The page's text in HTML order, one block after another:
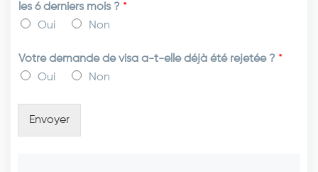
les 6 derniers mois ? *
Oui
Non
Votre demande de visa a-t-elle déjà été rejetée ? *
Oui
Non
Envoyer